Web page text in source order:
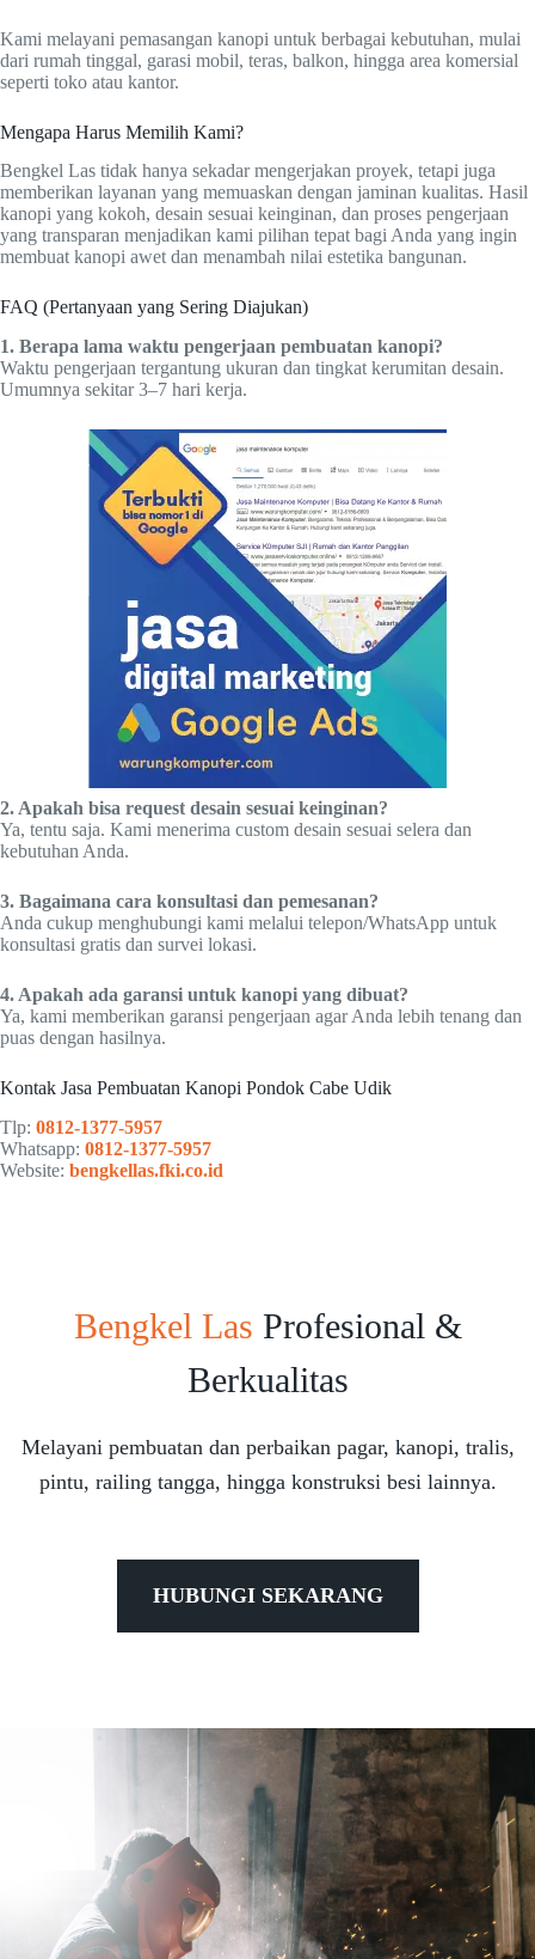
Kami melayani pemasangan kanopi untuk berbagai kebutuhan, mulai
dari rumah tinggal, garasi mobil, teras, balkon, hingga area komersial
seperti toko atau kantor.
Mengapa Harus Memilih Kami?
Bengkel Las tidak hanya sekadar mengerjakan proyek, tetapi juga
memberikan layanan yang memuaskan dengan jaminan kualitas. Hasil
kanopi yang kokoh, desain sesuai keinginan, dan proses pengerjaan
yang transparan menjadikan kami pilihan tepat bagi Anda yang ingin
membuat kanopi awet dan menambah nilai estetika bangunan.
FAQ (Pertanyaan yang Sering Diajukan)
1. Berapa lama waktu pengerjaan pembuatan kanopi?
Waktu pengerjaan tergantung ukuran dan tingkat kerumitan desain.
Umumnya sekitar 3–7 hari kerja.
2. Apakah bisa request desain sesuai keinginan?
Ya, tentu saja. Kami menerima custom desain sesuai selera dan
kebutuhan Anda.
3. Bagaimana cara konsultasi dan pemesanan?
Anda cukup menghubungi kami melalui telepon/WhatsApp untuk
konsultasi gratis dan survei lokasi.
4. Apakah ada garansi untuk kanopi yang dibuat?
Ya, kami memberikan garansi pengerjaan agar Anda lebih tenang dan
puas dengan hasilnya.
Kontak Jasa Pembuatan Kanopi Pondok Cabe Udik
Tlp: 0812-1377-5957
Whatsapp: 0812-1377-5957
Website: bengkellas.fki.co.id
Bengkel Las Profesional &
Berkualitas
Melayani pembuatan dan perbaikan pagar, kanopi, tralis,
pintu, railing tangga, hingga konstruksi besi lainnya.
HUBUNGI SEKARANG